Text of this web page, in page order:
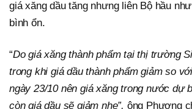
giá xăng dầu tăng nhưng liên Bộ hầu
bình ổn.
“Do giá xăng thành phẩm tại thị trường
trong khi giá dầu thành phẩm giảm so
ngày 23/10 nên giá xăng trong nước dự
còn giá dầu sẽ giảm nhẹ”, ông Phương